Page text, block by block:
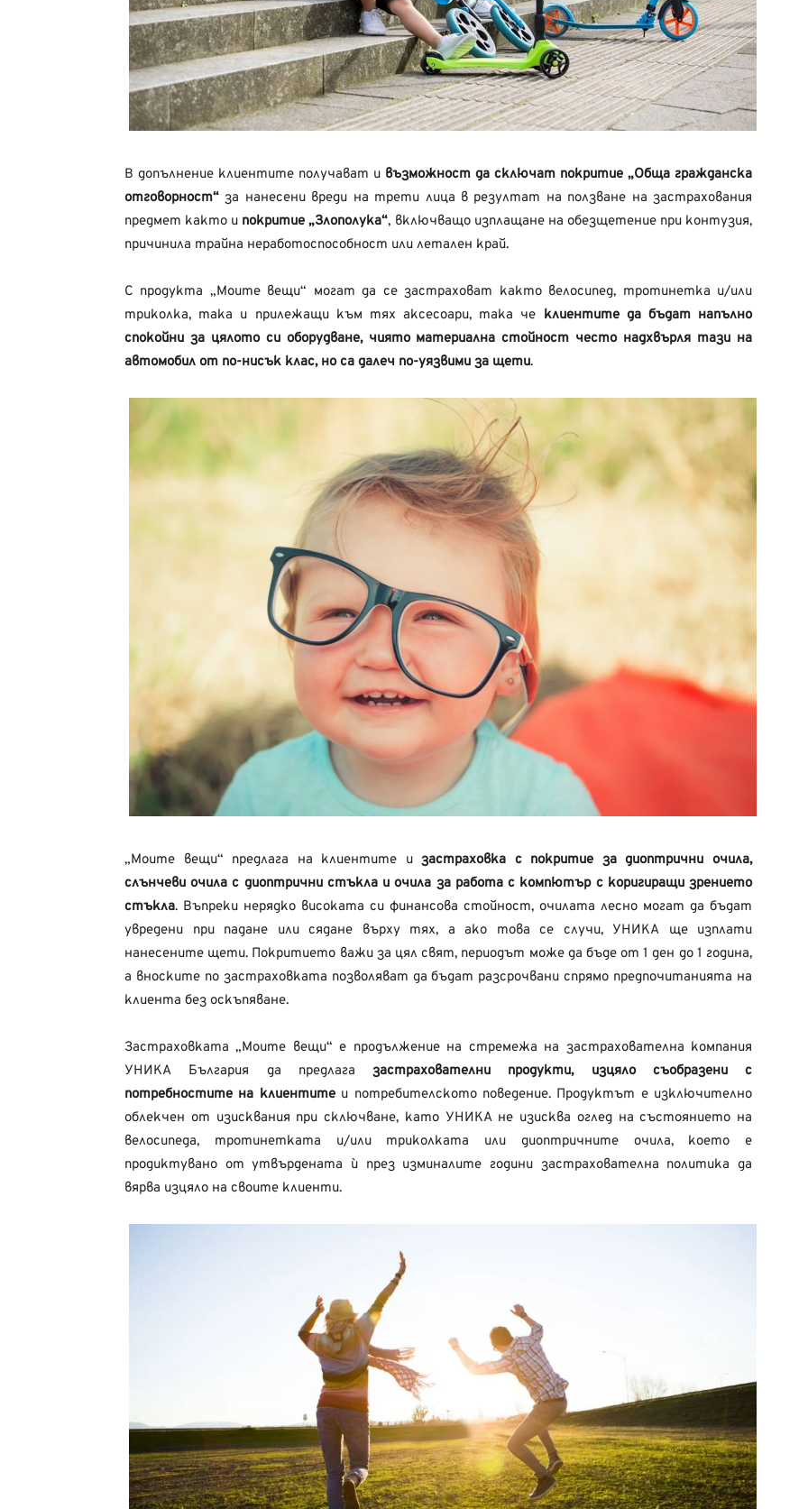
В допълнение клиентите получават и възможност да сключат покритие „Обща гражданска
отговорност“ за нанесени вреди на трети лица в резултат на ползване на застрахования
предмет както и покритие „Злополука“, включващо изплащане на обезщетение при контузия,
причинила трайна неработоспособност или летален край.
С продукта „Моите вещи“ могат да се застраховат както велосипед, тротинетка и/или
триколка, така и прилежащи към тях аксесоари, така че клиентите да бъдат напълно
спокойни за цялото си оборудване, чиято материална стойност често надхвърля тази на
автомобил от по-нисък клас, но са далеч по-уязвими за щети.
„Моите вещи“ предлага на клиентите изастраховка с покритие за диоптрични очила,
слънчеви очила с диоптрични стъкла и очила за работа с компютър с коригиращи зрението
стъкла. Въпреки нерядко високата си финансова стойност, очилата лесно могат да бъдат
увредени при падане или сядане върху тях, а ако това се случи, УНИКА ще изплати
нанесените щети. Покритието важи за цял свят, периодът може да бъде от 1 ден до 1 година,
а вноските по застраховката позволяват да бъдат разсрочвани спрямо предпочитанията на
клиента без оскъпяване.
Застраховката „Моите вещи“ е продължение на стремежа на застрахователна компания
УНИКА България да предлага застрахователни продукти, изцяло съобразени с
потребностите на клиентитеи потребителското поведение. Продуктът е изключително
облекчен от изисквания при сключване, като УНИКА не изисква оглед на състоянието на
велосипеда, тротинетката и/или триколката или диоптричните очила, което е
продиктувано от утвърдената ѝ през изминалите години застрахователна политика да
вярва изцяло на своите клиенти.